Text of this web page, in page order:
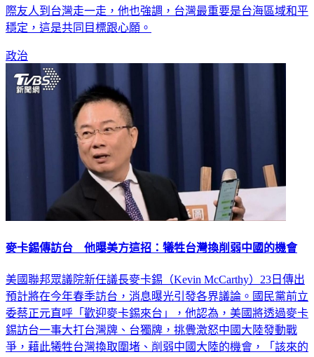
際友人到台灣走一走，他也強調，台灣最重要是台海區域和平
穩定，這是共同目標跟心願。
政治
麥卡錫傳訪台 他曝美方這招：犧牲台灣換削弱中國的機會
美國聯邦眾議院新任議長麥卡錫（Kevin McCarthy）23日傳出
預計將在今年春季訪台，消息曝光引發各界議論。國民黨前立
委蔡正元直呼「歡迎麥卡錫來台」，他認為，美國將透過麥卡
錫訪台一事大打台灣牌、台獨牌，挑釁激怒中國大陸發動戰
爭，藉此犧牲台灣換取圍堵、削弱中國大陸的機會，「該來的